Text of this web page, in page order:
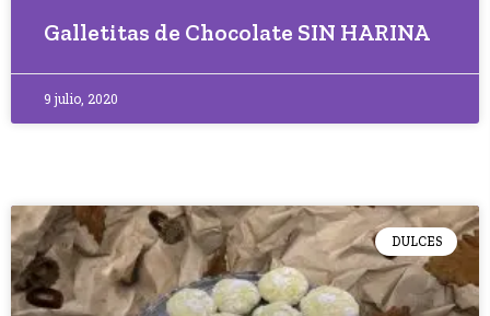
Galletitas de Chocolate SIN HARINA
9 julio, 2020
DULCES